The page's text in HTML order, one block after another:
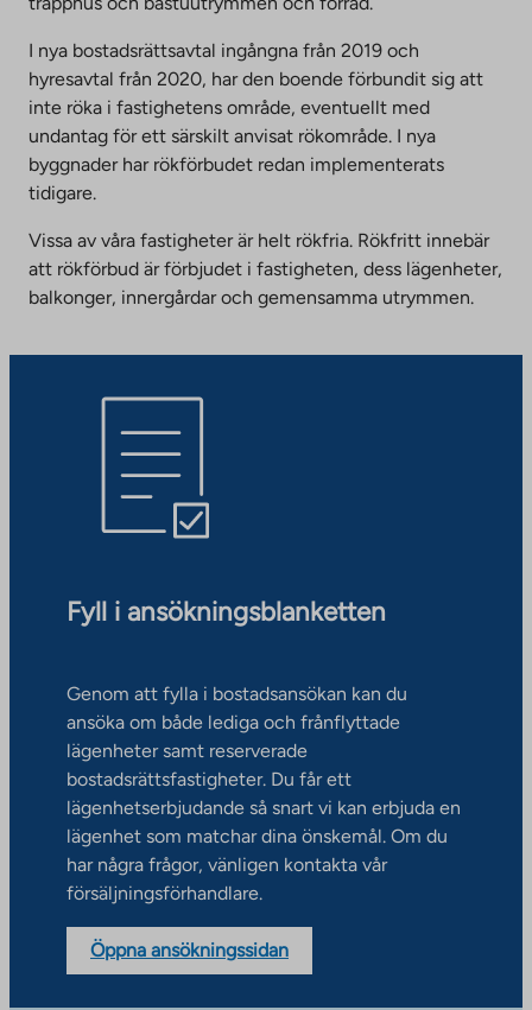
I nya bostadsrättsavtal ingångna från 2019 och
hyresavtal från 2020, har den boende förbundit sig att
inte röka i fastighetens område, eventuellt med
undantag för ett särskilt anvisat rökområde. I nya
byggnader har rökförbudet redan implementerats
tidigare.
Vissa av våra fastigheter är helt rökfria. Rökfritt innebär
att rökförbud är förbjudet i fastigheten, dess lägenheter,
balkonger, innergårdar och gemensamma utrymmen.
Fyll i ansökningsblanketten
Genom att fylla i bostadsansökan kan du
ansöka om både lediga och frånflyttade
lägenheter samt reserverade
bostadsrättsfastigheter. Du får ett
lägenhetserbjudande så snart vi kan erbjuda en
lägenhet som matchar dina önskemål. Om du
har några frågor, vänligen kontakta vår
försäljningsförhandlare.
Öppna ansökningssidan